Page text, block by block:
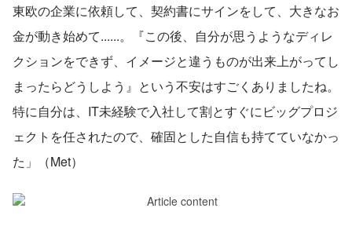
東欧の企業に依頼して、契約書にサインをして、大きなお
金が動き始めて......。『この後、自分が思うようなディレ
クションをできず、イメージと違うものが出来上がってし
まったらどうしよう』という不安はすごくありましたね。
特に自分は、IT未経験で入社して割とすぐにビッグプロジ
ェクトを任されたので、確固とした自信も持てていなかっ
た」（Met）